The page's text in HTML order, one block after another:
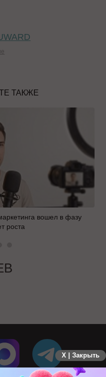
ТАКЖЕ
вошел в фазу
роста
X | Закрыть